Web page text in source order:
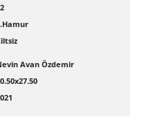
Avan Özdemir